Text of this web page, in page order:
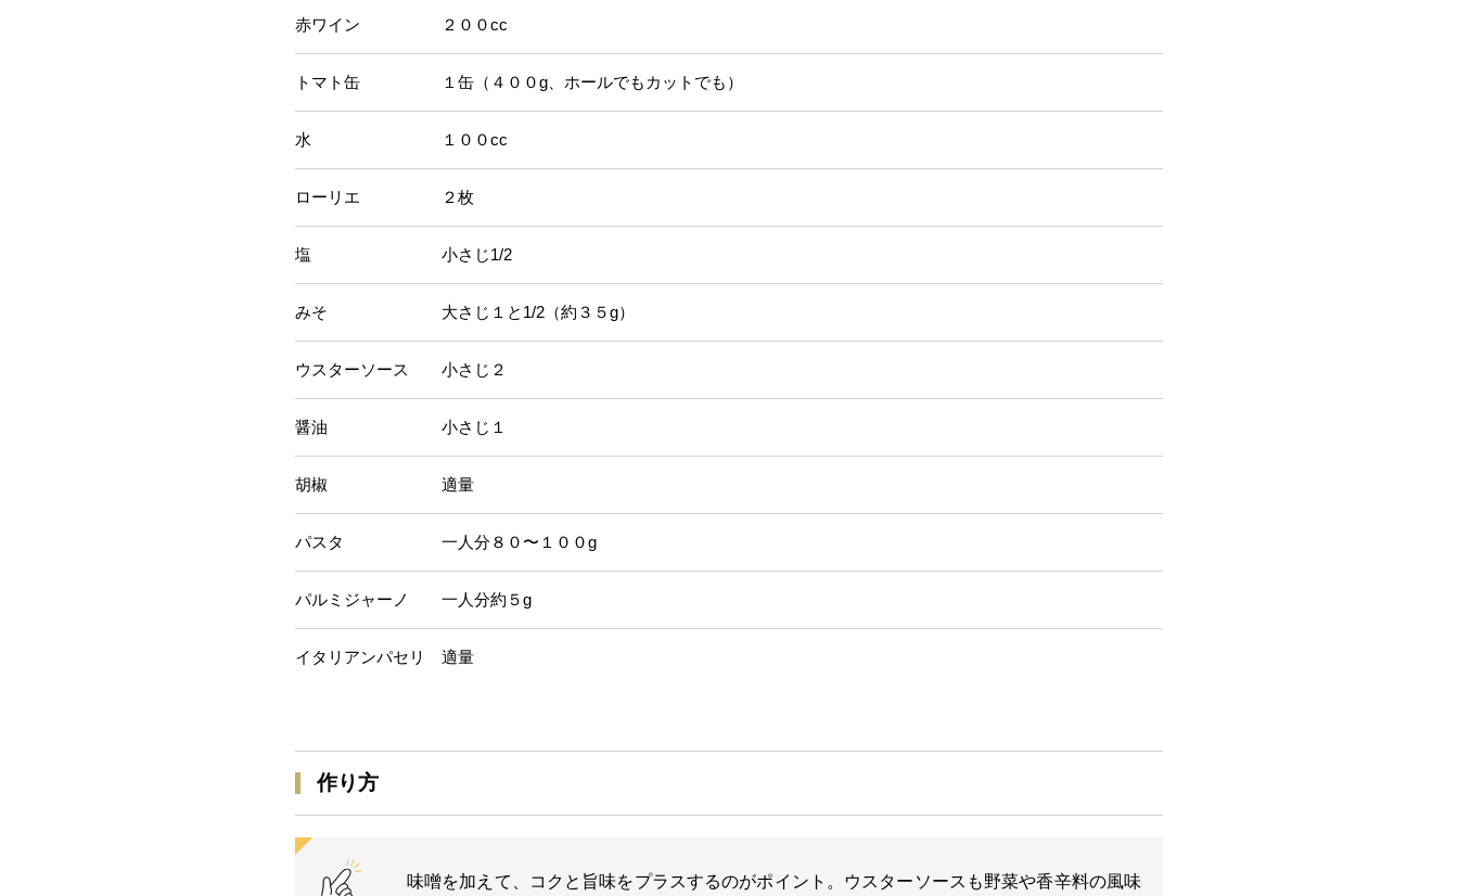
赤ワイン ２００cc
トマト缶 １缶（４００g、ホールでもカットでも）
水 １００cc
ローリエ ２枚
塩 小さじ1/2
みそ 大さじ１と1/2（約３５g）
ウスターソース 小さじ２
醤油 小さじ１
胡椒 適量
パスタ 一人分８０〜１００g
パルミジャーノ 一人分約５g
イタリアンパセリ 適量
作り方
味噌を加えて、コクと旨味をプラスするのがポイント。ウスターソースも野菜や香辛料の風味